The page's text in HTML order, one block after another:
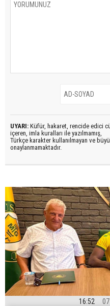
UYARI: Küfür, hakaret, rencide edici
içeren, imla kuralları ile yazılmamış,
Türkçe karakter kullanılmayan ve
onaylanmamaktadır.
16:52